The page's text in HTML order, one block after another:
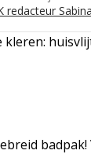
redacteur